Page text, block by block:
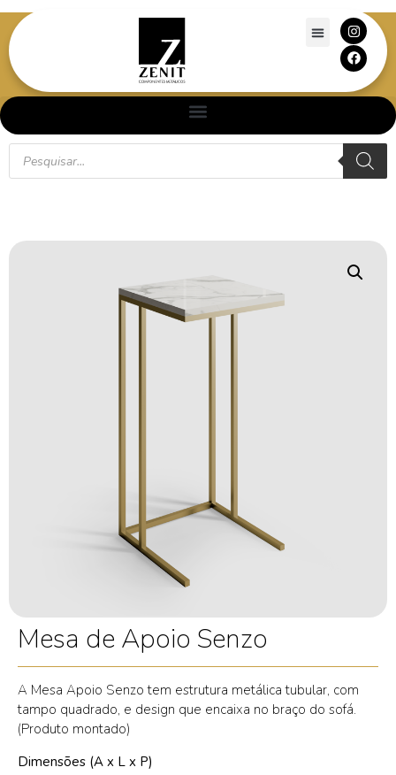
Mesa de Apoio Senzo
A Mesa Apoio Senzo tem estrutura metálica tubular, com
tampo quadrado, e design que encaixa no braço do sofá.
(Produto montado)
Dimensões (A x L x P)